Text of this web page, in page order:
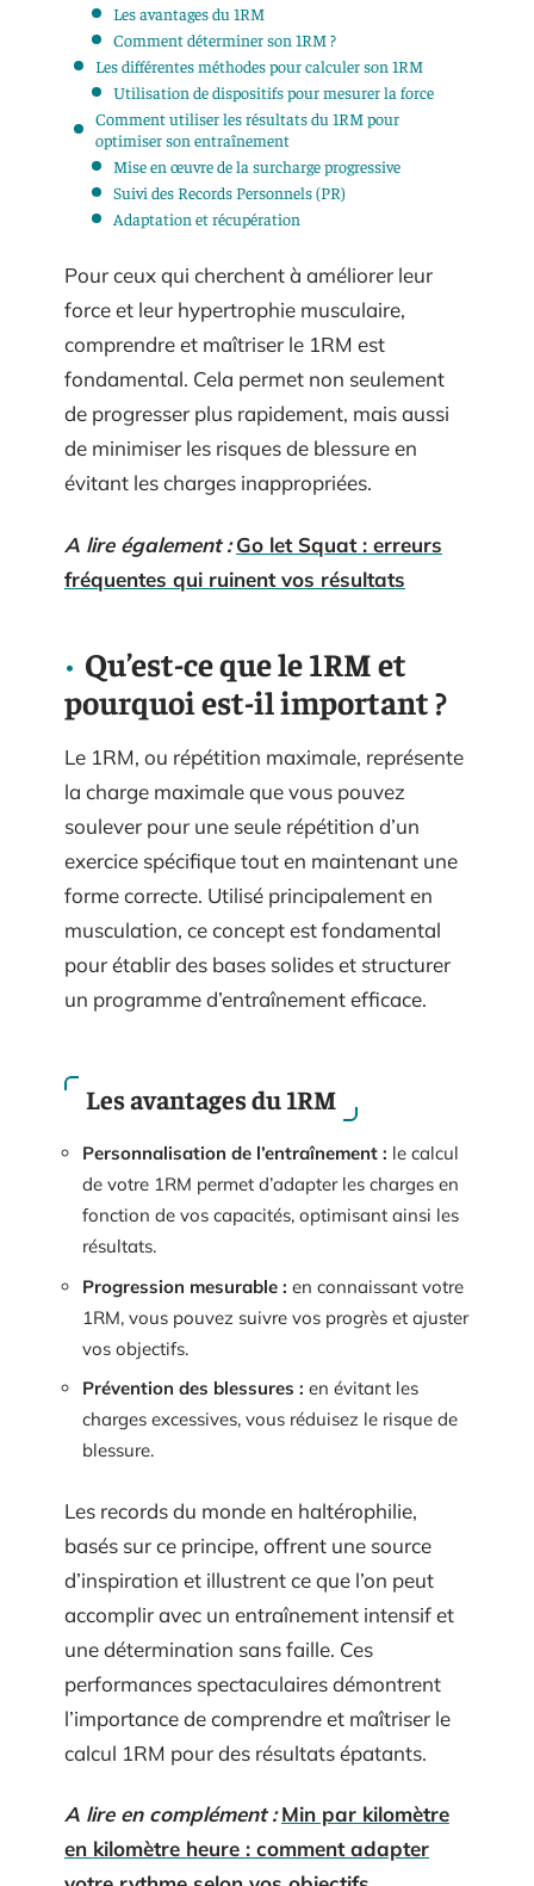
Les avantages du 1RM
Comment déterminer son 1RM ?
Les différentes méthodes pour calculer son 1RM
Utilisation de dispositifs pour mesurer la force
Comment utiliser les résultats du 1RM pour
optimiser son entraînement
Mise en œuvre de la surcharge progressive
Suivi des Records Personnels (PR)
Adaptation et récupération
Pour ceux qui cherchent à améliorer leur
force et leur hypertrophie musculaire,
comprendre et maîtriser le 1RM est
fondamental. Cela permet non seulement
de progresser plus rapidement, mais aussi
de minimiser les risques de blessure en
évitant les charges inappropriées.
A lire également : Go let Squat : erreurs
fréquentes qui ruinent vos résultats
Qu’est-ce que le 1RM et
pourquoi est-il important ?
Le 1RM, ou répétition maximale, représente
la charge maximale que vous pouvez
soulever pour une seule répétition d’un
exercice spécifique tout en maintenant une
forme correcte. Utilisé principalement en
musculation, ce concept est fondamental
pour établir des bases solides et structurer
un programme d’entraînement efficace.
Les avantages du 1RM
Personnalisation de l’entraînement : le calcul
de votre 1RM permet d’adapter les charges en
fonction de vos capacités, optimisant ainsi les
résultats.
Progression mesurable : en connaissant votre
1RM, vous pouvez suivre vos progrès et ajuster
vos objectifs.
Prévention des blessures : en évitant les
charges excessives, vous réduisez le risque de
blessure.
Les records du monde en haltérophilie,
basés sur ce principe, offrent une source
d’inspiration et illustrent ce que l’on peut
accomplir avec un entraînement intensif et
une détermination sans faille. Ces
performances spectaculaires démontrent
l’importance de comprendre et maîtriser le
calcul 1RM pour des résultats épatants.
A lire en complément : Min par kilomètre
en kilomètre heure : comment adapter